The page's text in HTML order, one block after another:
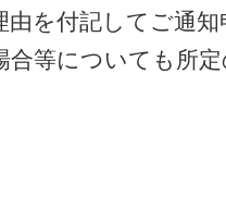
由を付記してご通
合等についても所